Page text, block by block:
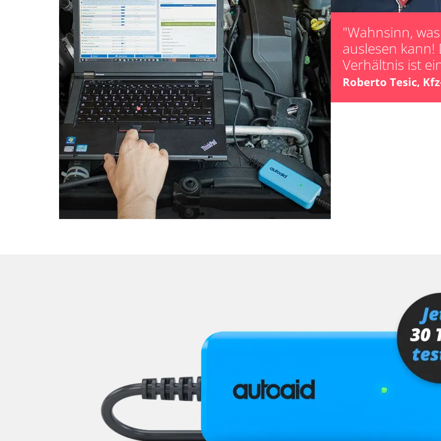
Heckklappe
Informationsanzeige
Informationselektronik
Innenraumüberwachung
Klimaanlage
Klimaanlage hinten
Kombiinstrument
Lenkradelektronik
Leuchtweitenregulierung (LWR)
Medienplayer 2
Motorsteuerung (EMS)
Motorsteuerung 2 (EMS)
Motorsteuerung 3 (EMS)
Navigationssystem
Niveauregulierung
Radio
Spurwechselassistent
Stand-/Zusatzheizung
Start Authentifikation
Telefon-/Notruf-System
Lamdasonde
Parkbremse in
Reifendruck
Turbolader
unbekannte
"Wahnsinn,
auslesen kann!
Verhältnis ist
Roberto Tesic,